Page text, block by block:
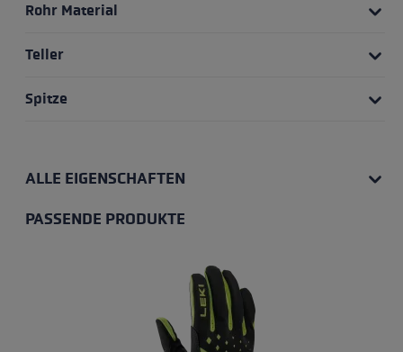
Rohr Material
Teller
Spitze
ALLE EIGENSCHAFTEN
PASSENDE PRODUKTE